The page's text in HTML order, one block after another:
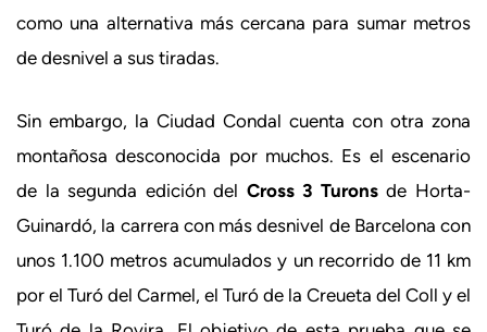
como una alternativa más cercana para sumar metros
de desnivel a sus tiradas.
Sin embargo, la Ciudad Condal cuenta con otra zona
montañosa desconocida por muchos. Es el escenario
de la segunda edición del Cross 3 Turonsde Horta-
Guinardó, la carrera con más desnivel de Barcelona con
unos 1.100 metros acumulados y un recorrido de 11 km
por el Turó del Carmel, el Turó de la Creueta del Coll y el